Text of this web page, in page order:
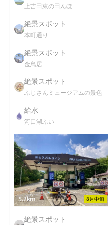
上吉田東の田んぼ
絶景スポット
本町通り
絶景スポット
金鳥居
絶景スポット
ふじさんミュージアムの景色
給水
河口湖ふい
8月中旬
5.2km
絶景スポット